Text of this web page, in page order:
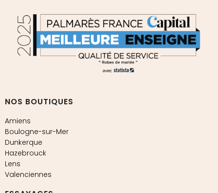
NOS BOUTIQUES
Amiens
Boulogne-sur-Mer
Dunkerque
Hazebrouck
Lens
Valenciennes